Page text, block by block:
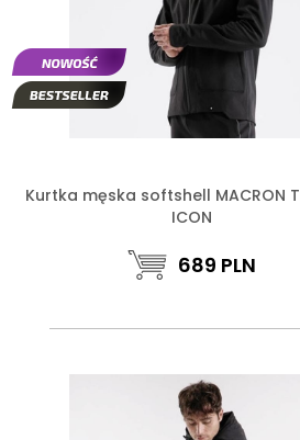
Kurtka męska softshell MACRON
ICON
689 PLN